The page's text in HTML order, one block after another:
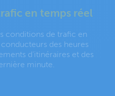
en temps réel
conditions de trafic en
des heures
d’itinéraires et des
minute.